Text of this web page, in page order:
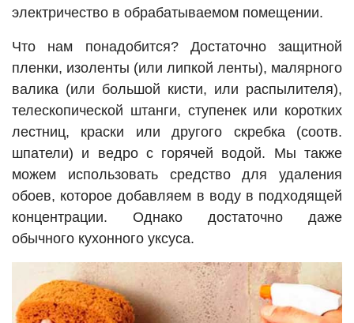
электричество в обрабатываемом помещении.
Что нам понадобится? Достаточно защитной
пленки, изоленты (или липкой ленты), малярного
валика (или большой кисти, или распылителя),
телескопической штанги, ступенек или коротких
лестниц, краски или другого скребка (соотв.
шпатели) и ведро с горячей водой. Мы также
можем использовать средство для удаления
обоев, которое добавляем в воду в подходящей
концентрации. Однако достаточно даже
обычного кухонного уксуса.